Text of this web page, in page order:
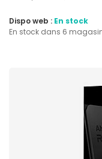
Dispo web : En stock
En stock dans 6